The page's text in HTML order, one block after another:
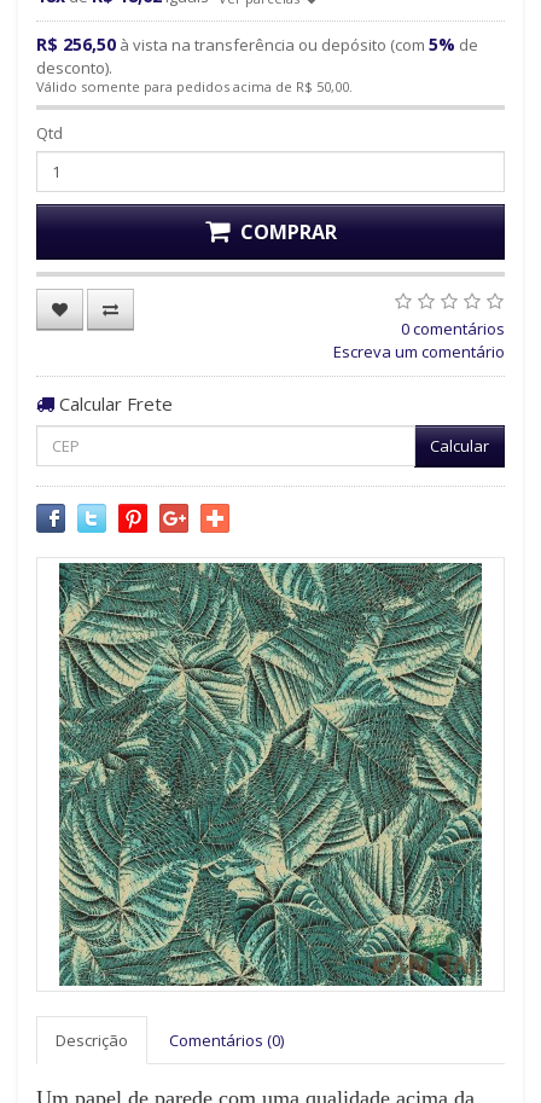
R$ 256,50 à vista na transferência ou depósito (com 5% de
desconto).
Válido somente para pedidos acima de R$ 50,00.
Qtd
COMPRAR
0 comentários
Escreva um comentário
Calcular Frete
Calcular
Descrição Comentários (0)